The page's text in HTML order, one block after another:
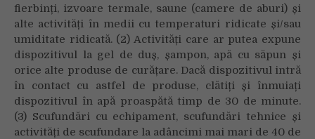
fierbinți, izvoare termale, saune (camere de aburi) și
alte activități în medii cu temperaturi ridicate și/sau
umiditate ridicată. (2) Activități care ar putea expune
dispozitivul la gel de duș, șampon, apă cu săpun și
orice alte produse de curățare. Dacă dispozitivul intră
în contact cu astfel de produse, clătiți și înmuiați
dispozitivul în apă proaspătă timp de 30 de minute.
(3) Scufundări cu echipament, scufundări tehnice și
activități de scufundare la adâncimi mai mari de 40 de